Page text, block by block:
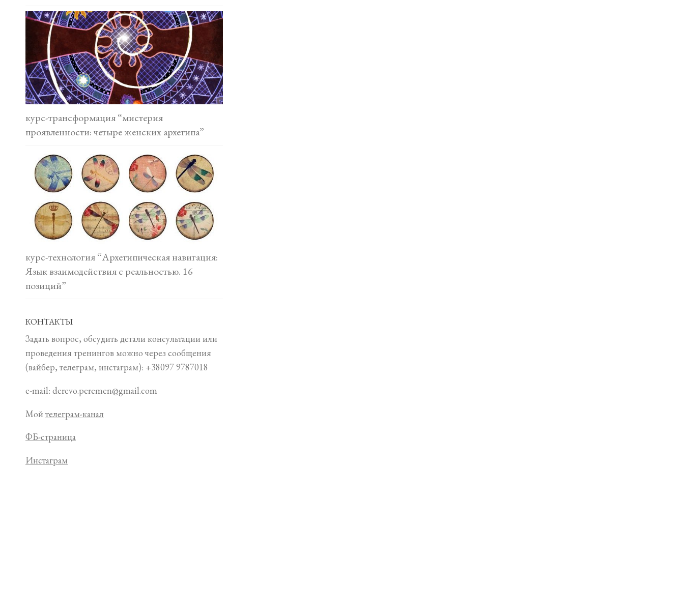
курс-трансформация “мистерия
проявленности: четыре женских архетипа”
курс-технология “Архетипическая навигация:
Язык взаимодействия с реальностью. 16
позиций”
КОНТАКТЫ
Задать вопрос, обсудить детали консультации или
проведения тренингов можно через сообщения
(вайбер, телеграм, инстаграм): +38097 9787018
e-mail: derevo.peremen@gmail.com
Мой телеграм-канал
ФБ-страница
Инстаграм